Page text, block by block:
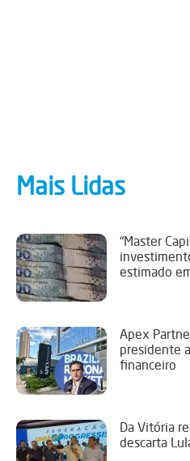
Mais Lidas
“Master
estimado
Apex
presidente
financeiro
Da Vitória
descarta